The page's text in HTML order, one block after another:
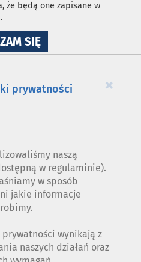
że będą one zapisane w
SIĘNA
WYKORZYSTANIE
×
prywatności
naszą
w regulaminie).
w sposób
jakie informacje
wynikają z
naszych działań oraz